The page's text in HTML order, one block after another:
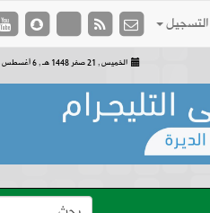
الخميس , 21 صفر 1448 هـ , 6 أغسطس 2026 م |